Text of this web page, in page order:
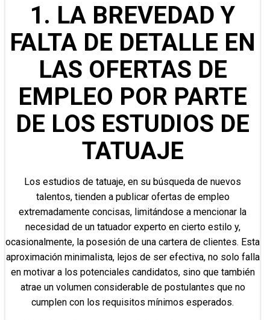
1. LA BREVEDAD Y
FALTA DE DETALLE EN
LAS OFERTAS DE
EMPLEO POR PARTE
DE LOS ESTUDIOS DE
TATUAJE
Los estudios de tatuaje, en su búsqueda de nuevos
talentos, tienden a publicar ofertas de empleo
extremadamente concisas, limitándose a mencionar la
necesidad de un tatuador experto en cierto estilo y,
ocasionalmente, la posesión de una cartera de clientes. Esta
aproximación minimalista, lejos de ser efectiva, no solo falla
en motivar a los potenciales candidatos, sino que también
atrae un volumen considerable de postulantes que no
cumplen con los requisitos mínimos esperados.